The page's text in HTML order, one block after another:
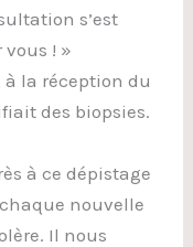
s’est
! »
la réception du
des biopsies.
à ce dépistage
nouvelle
Il nous